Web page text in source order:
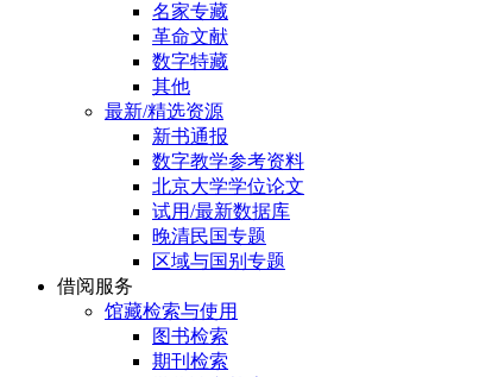
名家专藏
革命文献
数字特藏
其他
最新/精选资源
新书通报
数字教学参考资料
北京大学学位论文
试用/最新数据库
晚清民国专题
区域与国别专题
借阅服务
馆藏检索与使用
图书检索
期刊检索